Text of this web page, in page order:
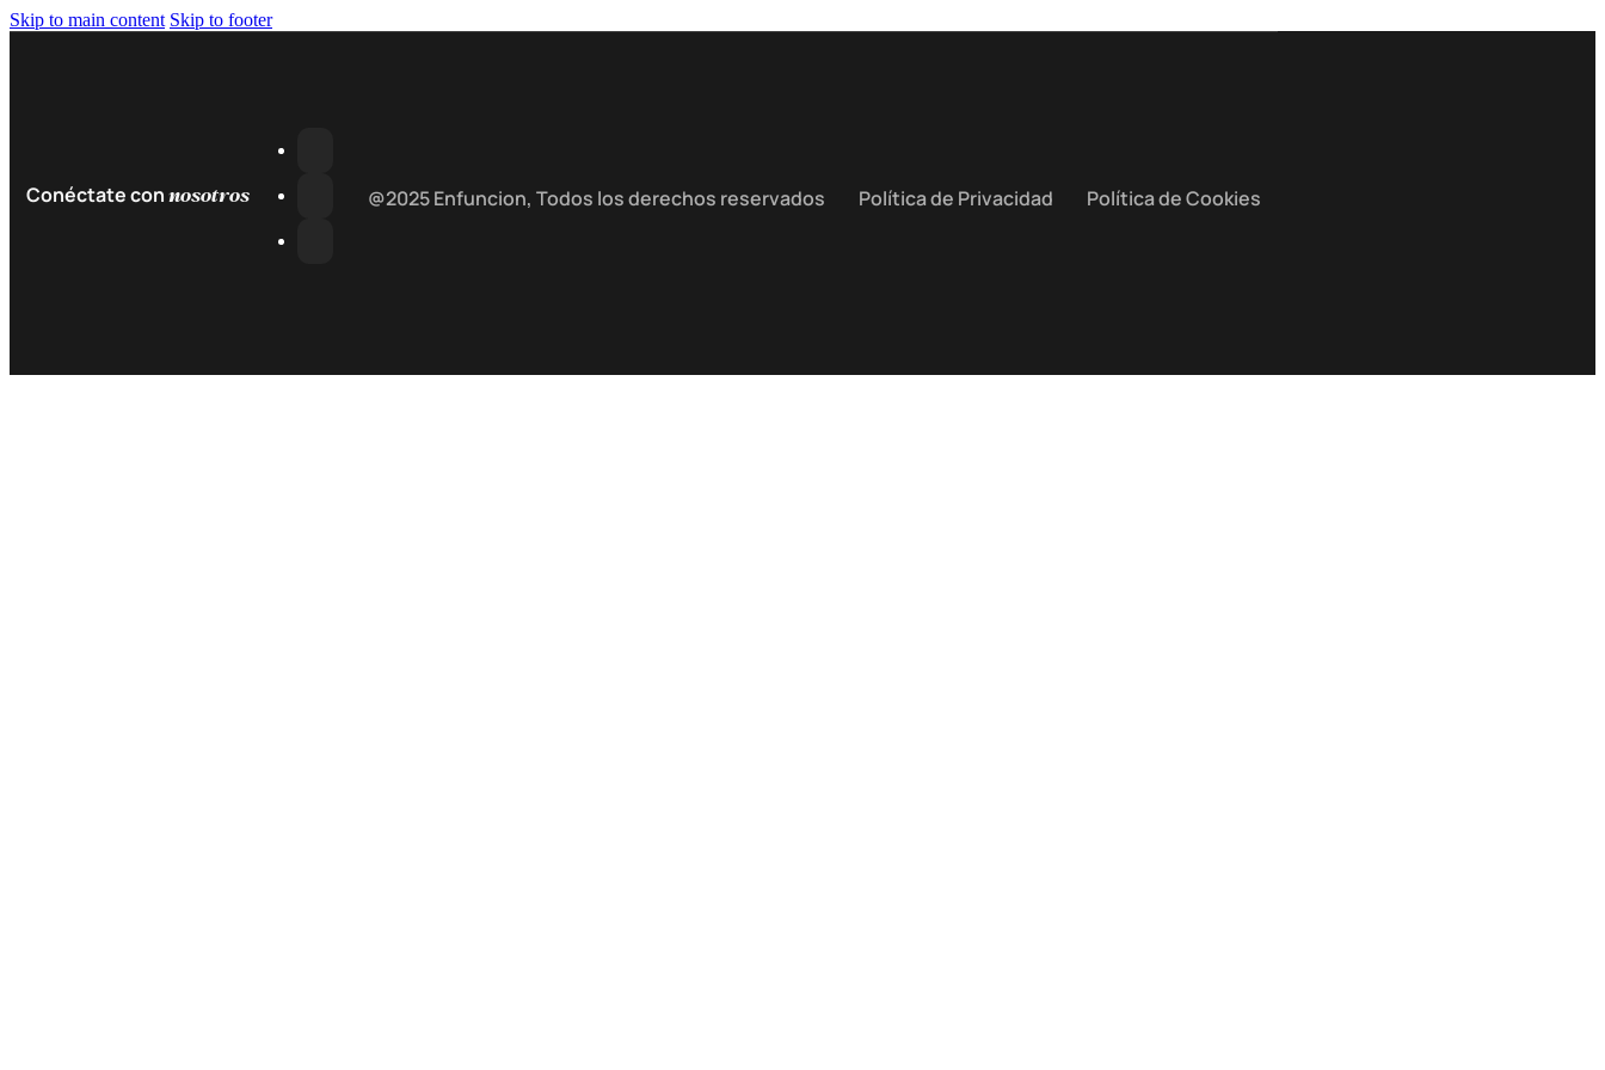
Skip to main content Skip to footer
Conéctate connosotros @2025 Enfuncion, Todos los derechos reservados Política de Privacidad Política de Cookies